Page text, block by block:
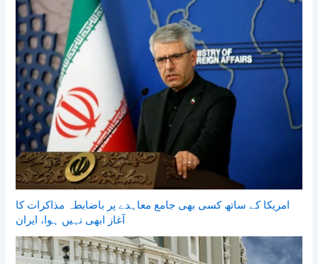
امریکا کے ساتھ کسی بھی جامع معاہدے پر باضابطہ مذاکرات کا
آغاز ابھی نہیں ہوا، ایران